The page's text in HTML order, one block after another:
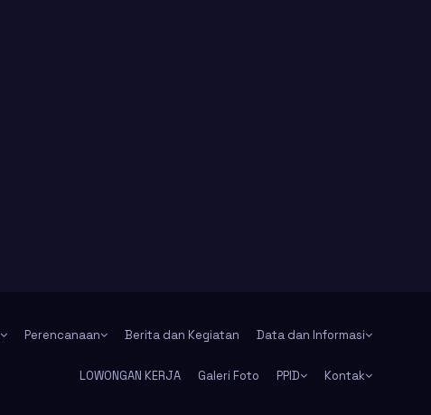
Perencanaan Berita dan Kegiatan Data dan Informasi
LOWONGAN KERJA Galeri Foto PPID Kontak